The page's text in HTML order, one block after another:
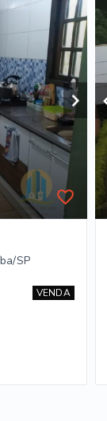
SP
VENDA